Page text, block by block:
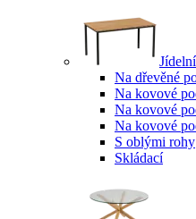
Na dřevěné
Na kovové
Na kovové
Na kovové
S oblými rohy
Skládací